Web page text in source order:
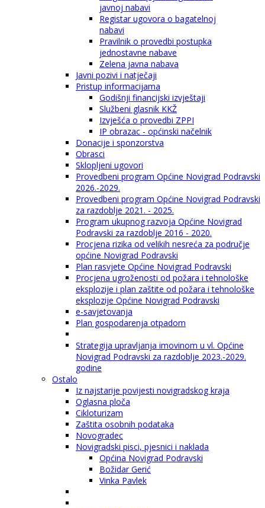
javnoj nabavi
Registar ugovora o bagatelnoj
nabavi
Pravilnik o provedbi postupka
jednostavne nabave
Zelena javna nabava
Javni pozivi i natječaji
Pristup informacijama
Godišnji financijski izvještaji
Službeni glasnik KKŽ
Izvješća o provedbi ZPPI
IP obrazac - općinski načelnik
Donacije i sponzorstva
Obrasci
Sklopljeni ugovori
Provedbeni program Općine Novigrad Podravski
2026.-2029.
Provedbeni program Općine Novigrad Podravski
za razdoblje 2021. - 2025.
Program ukupnog razvoja Općine Novigrad
Podravski za razdoblje 2016 - 2020.
Procjena rizika od velikih nesreća za područje
općine Novigrad Podravski
Plan rasvjete Općine Novigrad Podravski
Procjena ugroženosti od požara i tehnološke
eksplozije i plan zaštite od požara i tehnološke
eksplozije Općine Novigrad Podravski
e-savjetovanja
Plan gospodarenja otpadom
Strategija upravljanja imovinom u vl. Općine
Novigrad Podravski za razdoblje 2023.-2029.
godine
Ostalo
Iz najstarije povijesti novigradskog kraja
Oglasna ploča
Cikloturizam
Zaštita osobnih podataka
Novogradec
Novigradski pisci, pjesnici i naklada
Općina Novigrad Podravski
Božidar Gerić
Vinka Pavlek